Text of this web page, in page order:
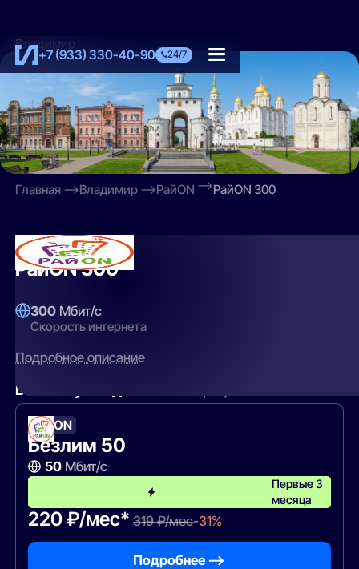
+7 (933) 330-40-90 24/7
Владимир
Главная Владимир РайON РайON 300
РайON
РайON 300
300 Мбит/с
Скорость интернета
Подробное описание
Вам могут подойти
РайON
Безлим 50
50Мбит/с
Первые 3
месяца
220 ₽/мес* 319 ₽/мес-31%
Подробнее —>